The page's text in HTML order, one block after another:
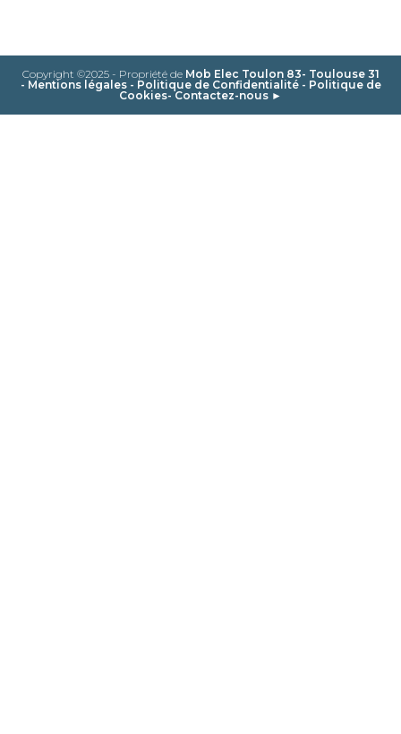
Copyright ©2025 - Propriété de Mob Elec Toulon 83- Toulouse 31
- Mentions légales- Politique de Confidentialité- Politique de
Cookies-Contactez-nous ►